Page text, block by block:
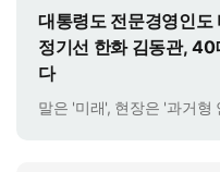
대통령도 전문경영인도
정기선 한화 김동관,
다
말은 '미래', 현장은 '과거형